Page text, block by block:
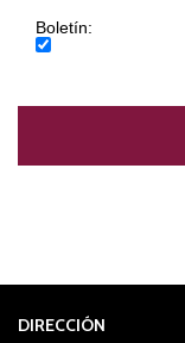
Boletín:
DIRECCIÓN